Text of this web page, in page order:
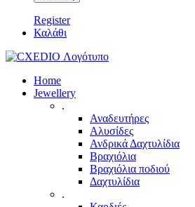
Register
Καλάθι
Home
Jewellery
.
Αναδευτήρες
Αλυσίδες
Ανδρικά Δαχτυλίδια
Βραχιόλια
Βραχιόλια ποδιού
Δαχτυλίδια
.